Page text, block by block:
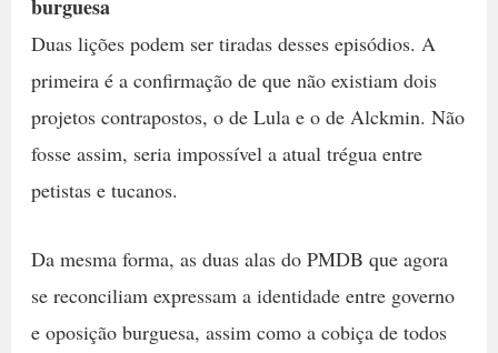
burguesa
Duas lições podem ser tiradas desses episódios. A
primeira é a confirmação de que não existiam dois
projetos contrapostos, o de Lula e o de Alckmin. Não
fosse assim, seria impossível a atual trégua entre
petistas e tucanos.
Da mesma forma, as duas alas do PMDB que agora
se reconciliam expressam a identidade entre governo
e oposição burguesa, assim como a cobiça de todos